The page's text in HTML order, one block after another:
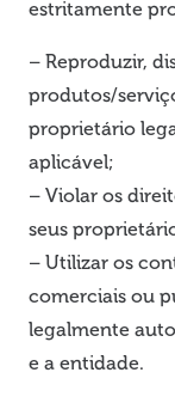
estritamente
– Reproduzir,
produtos/
proprietário
aplicável;
– Violar os
seus
– Utilizar os
comerciais ou
legalmente
e a entidade.